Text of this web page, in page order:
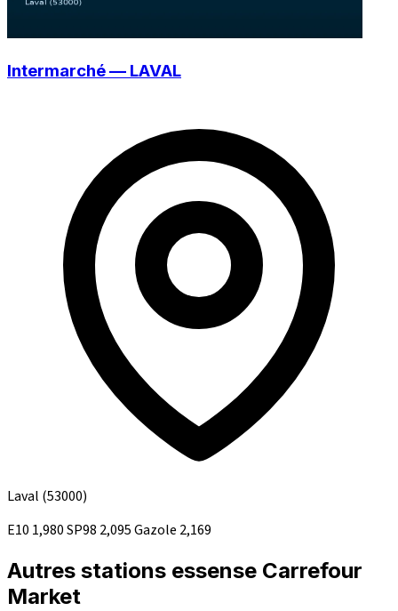
Intermarché — LAVAL
Laval (53000)
E10 1,980SP98 2,095Gazole 2,169
Autres stations essense Carrefour
Market